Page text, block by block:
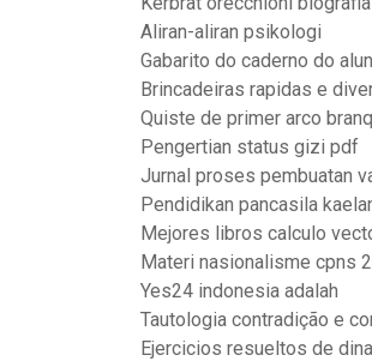
Aliran-aliran psikologi
Gabarito do caderno do
Brincadeiras rapidas e
Quiste de primer arco
Pengertian status gizi pdf
Jurnal proses pembuatan
Pendidikan pancasila
Mejores libros calculo
Materi nasionalisme cpns
Yes24 indonesia adalah
Tautologia contradição e
Ejercicios resueltos de